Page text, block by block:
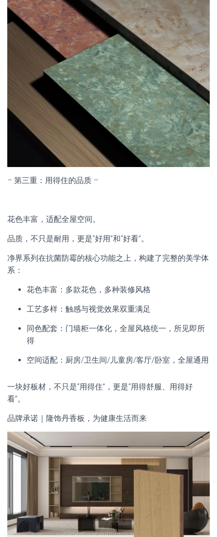
– 第三重：用得住的品质 –
花色丰富，适配全屋空间。
品质，不只是耐用，更是“好用”和“好看”。
净界系列在抗菌防霉的核心功能之上，构建了完整的美学体
系：
花色丰富：多款花色，多种装修风格
工艺多样：触感与视觉效果双重满足
同色配套：门墙柜一体化，全屋风格统一，所见即所
得
空间适配：厨房/卫生间/儿童房/客厅/卧室，全屋通用
一块好板材，不只是“用得住”，更是“用得舒服、用得好
看”。
品牌承诺｜隆饰丹香板，为健康生活而来